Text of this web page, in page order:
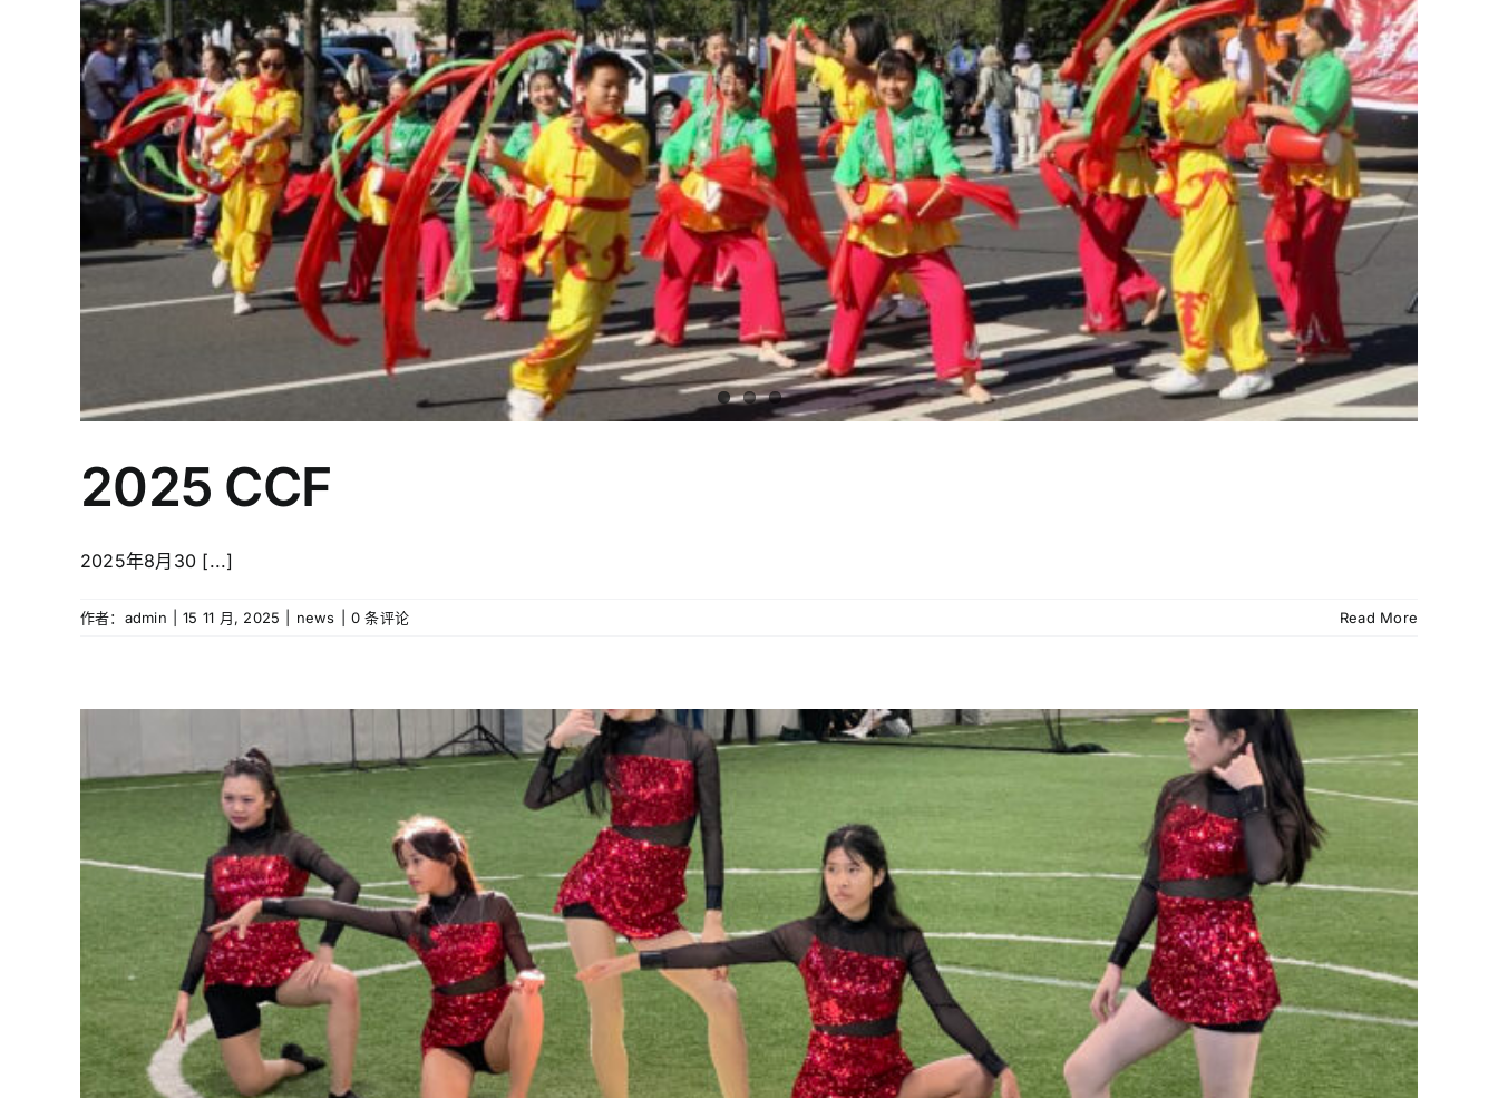
2025 CCF
2025年8月30 [...]
作者： admin 15 11 月, 2025 news 0 条评论 Read More